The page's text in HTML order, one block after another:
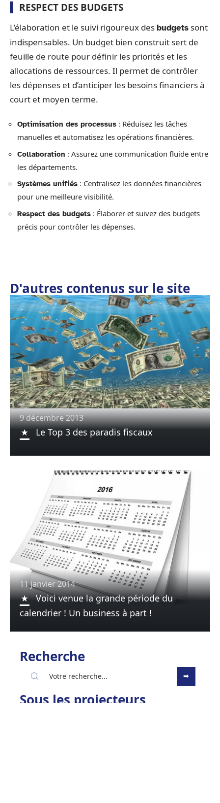
RESPECT DES BUDGETS
L’élaboration et le suivi rigoureux desbudgets sont
indispensables. Un budget bien construit sert de
feuille de route pour définir les priorités et les
allocations de ressources. Il permet de contrôler
les dépenses et d’anticiper les besoins financiers à
court et moyen terme.
Optimisation des processus : Réduisez les tâches
manuelles et automatisez les opérations financières.
Collaboration : Assurez une communication fluide entre
les départements.
Systèmes unifiés : Centralisez les données financières
pour une meilleure visibilité.
Respect des budgets : Élaborer et suivez des budgets
précis pour contrôler les dépenses.
D'autres contenus sur le site
9 décembre 2013
Le Top 3 des paradis fiscaux
11 janvier 2014
Voici venue la grande période du
calendrier ! Un business à part !
Recherche
Sous les projecteurs